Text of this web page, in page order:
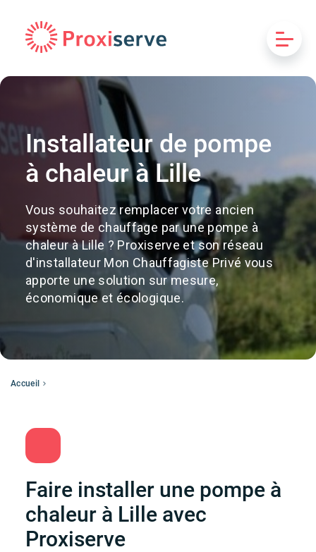
Installateur de pompe
à chaleur à Lille
Vous souhaitez remplacer votre ancien
système de chauffage par une pompe à
chaleur à Lille ? Proxiserve et son réseau
d'installateur Mon Chauffagiste Privé vous
apporte une solution sur mesure,
économique et écologique.
Accueil
Faire installer une pompe à
chaleur à Lille avec
Proxiserve